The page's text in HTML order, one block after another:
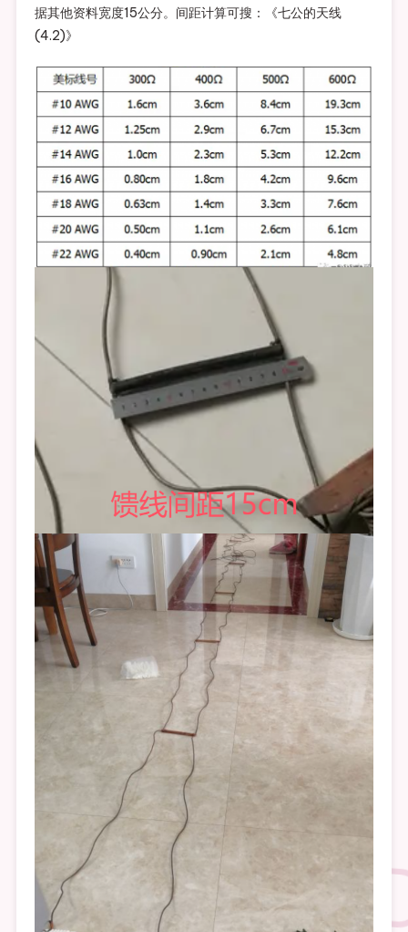
据其他资料宽度15公分。间距计算可搜：《七公的天线
(4.2)》